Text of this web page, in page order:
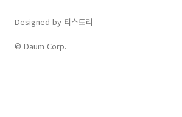
Designed by 티스토리
© Daum Corp.